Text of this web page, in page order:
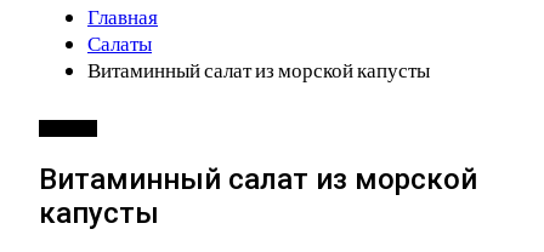
Главная
Салаты
Витаминный салат из морской капусты
Витаминный салат из морской
капусты